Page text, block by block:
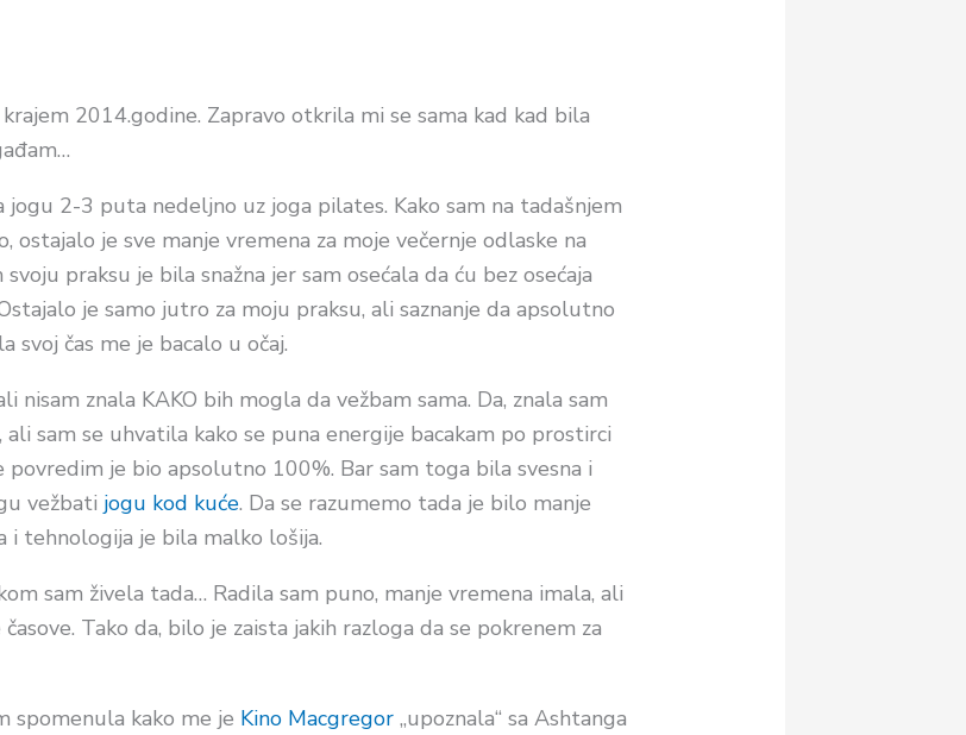
2014.godine. Zapravo otkrila mi se sama kad kad bila
2-3 puta nedeljno uz joga pilates. Kako sam na tadašnjem
ostajalo je sve manje vremena za moje večernje odlaske na
praksu je bila snažna jer sam osećala da ću bez osećaja
je samo jutro za moju praksu, ali saznanje da apsolutno
svoj čas me je bacalo u očaj.
nisam znala KAKO bih mogla da vežbam sama. Da, znala sam
ali sam se uhvatila kako se puna energije bacakam po prostirci
povredim je bioapsolutno 100%. Bar sam toga bila svesna i
vežbati jogu kod kuće. Da se razumemo tada je bilo manje
i tehnologija je bila malko lošija.
sam živela tada… Radila sam puno, manje vremena imala, ali
Tako da, bilo je zaista jakih razloga da se pokrenem za
spomenula kako me je Kino Macgregor „upoznala“ sa Ashtanga